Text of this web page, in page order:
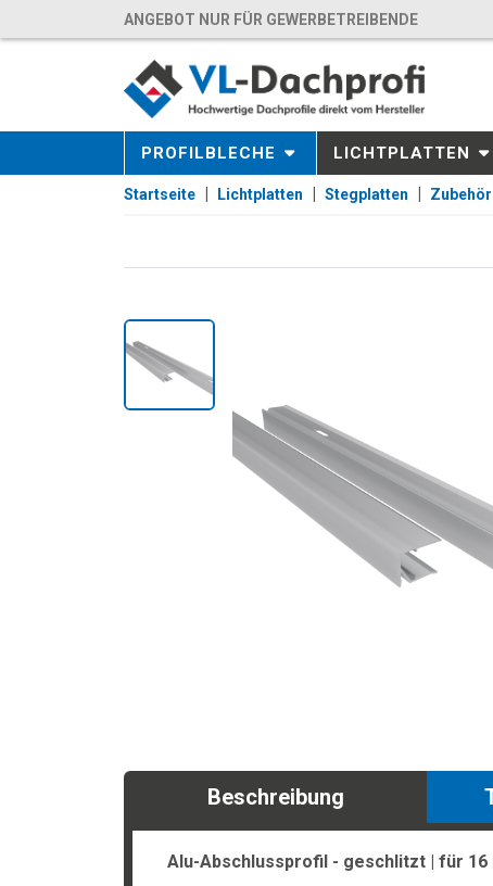
ANGEBOT NUR FÜR GEWERBETREIBENDE
PROFILBLECHE LICHTPLATTEN
Startseite Lichtplatten Stegplatten Zubehör
Beschreibung
Alu-Abschlussprofil - geschlitzt | für 16